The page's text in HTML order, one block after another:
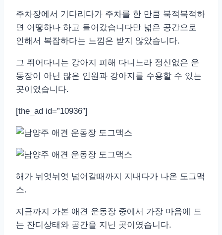
주차장에서 기다리다가 주차를 한 만큼 북적북적하
면 어떻하나 하고 들어갔습니다만 넓은 공간으로
인해서 복잡하다는 느낌은 받지 않았습니다.
그 뛰어다니는 강아지 피해 다니느라 정신없은 운
동장이 아닌 많은 인원과 강아지를 수용할 수 있는
곳이였습니다.
[the_ad id=”10936″]
해가 뉘엿뉘엿 넘어갈때까지 지내다가 나온 도그맥
스.
지금까지 가본 애견 운동장 중에서 가장 마음에 드
는 잔디상태와 공간을 지닌 곳이였습니다.